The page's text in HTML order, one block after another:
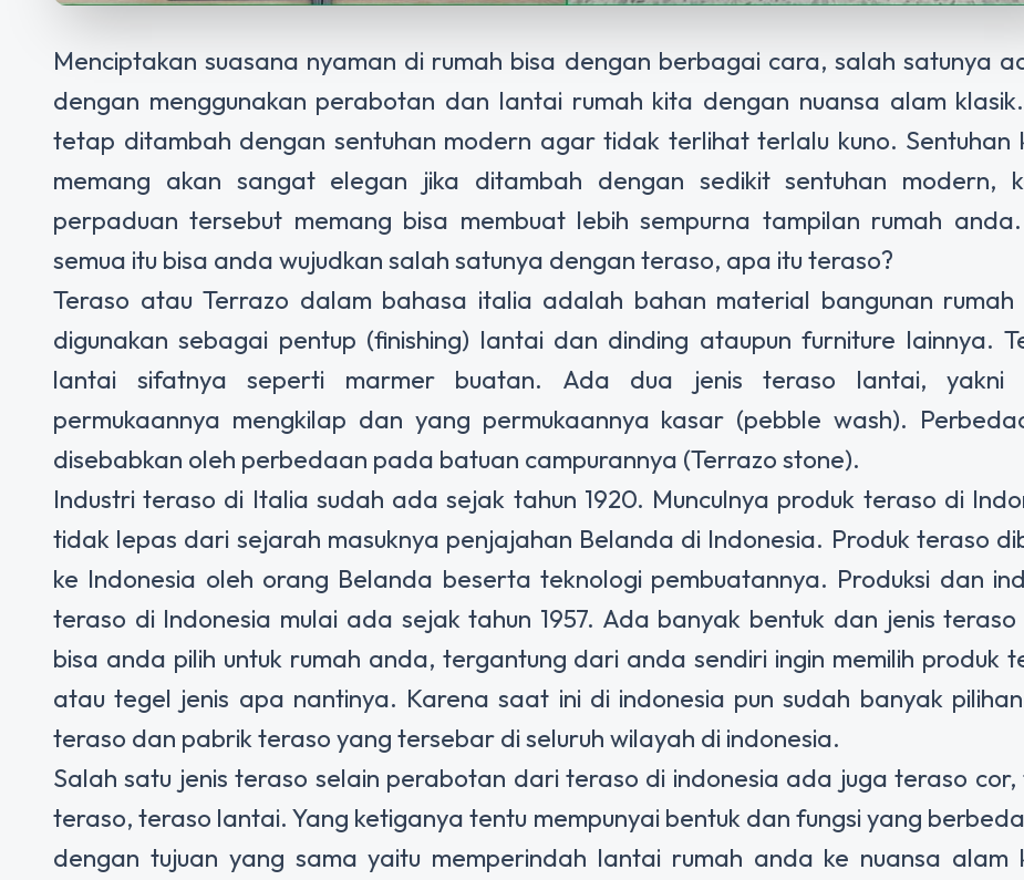
Menciptakan suasana nyaman di rumah bisa dengan berbagai cara, salah satunya
dengan menggunakan perabotan dan lantai rumah kita dengan nuansa alam
tetap ditambah dengan sentuhan modern agar tidak terlihat terlalu kuno. Sentuhan
memang akan sangat elegan jika ditambah dengan sedikit sentuhan modern,
perpaduan tersebut memang bisa membuat lebih sempurna tampilan rumah
semua itu bisa anda wujudkan salah satunya dengan teraso, apa itu teraso?
Teraso atau Terrazo dalam bahasa italia adalah bahan material bangunan rumah
digunakan sebagai pentup (finishing) lantai dan dinding ataupun furniture lainnya.
lantai sifatnya seperti marmer buatan. Ada dua jenis teraso lantai, yakni
permukaannya mengkilap dan yang permukaannya kasar (pebble wash).
disebabkan oleh perbedaan pada batuan campurannya (Terrazo stone).
Industri teraso di Italia sudah ada sejak tahun 1920. Munculnya produk teraso di
tidak lepas dari sejarah masuknya penjajahan Belanda di Indonesia. Produk teraso
ke Indonesia oleh orang Belanda beserta teknologi pembuatannya. Produksi dan
teraso di Indonesia mulai ada sejak tahun 1957. Ada banyak bentuk dan jenis teraso
bisa anda pilih untuk rumah anda, tergantung dari anda sendiri ingin memilih produk
atau tegel jenis apa nantinya. Karena saat ini di indonesia pun sudah banyak
teraso dan pabrik teraso yang tersebar di seluruh wilayah di indonesia.
Salah satu jenis teraso selain perabotan dari teraso di indonesia ada jugateraso cor,
teraso, teraso lantai. Yang ketiganya tentu mempunyai bentuk dan fungsi yang
dengan tujuan yang sama yaitu memperindah lantai rumah anda ke nuansa alam